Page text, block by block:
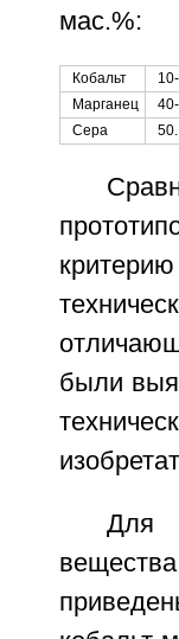
мас.%:
Кобальт
Марганец
Сера
50.
были
Для